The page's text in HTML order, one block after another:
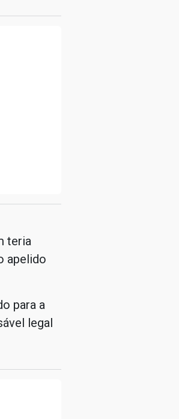
teria
apelido
para a
legal